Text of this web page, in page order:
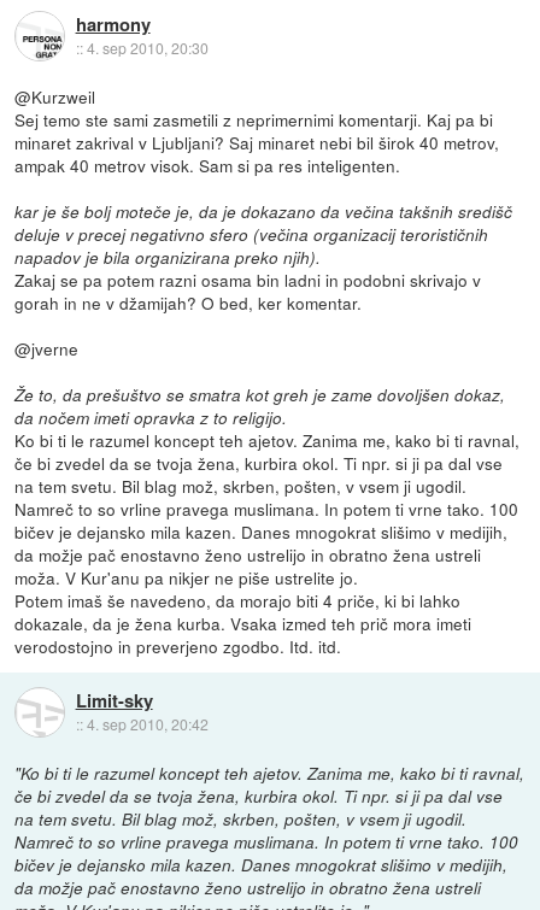
harmony
::4. sep 2010, 20:30
@Kurzweil
Sej temo ste sami zasmetili z neprimernimi komentarji. Kaj pa bi
minaret zakrival v Ljubljani? Saj minaret nebi bil širok 40 metrov,
ampak 40 metrov visok. Sam si pa res inteligenten.
kar je še bolj moteče je, da je dokazano da večina takšnih središč
deluje v precej negativno sfero (večina organizacij terorističnih
napadov je bila organizirana preko njih).
Zakaj se pa potem razni osama bin ladni in podobni skrivajo v
gorah in ne v džamijah? O bed, ker komentar.
@jverne
Že to, da prešuštvo se smatra kot greh je zame dovoljšen dokaz,
da nočem imeti opravka z to religijo.
Ko bi ti le razumel koncept teh ajetov. Zanima me, kako bi ti ravnal,
če bi zvedel da se tvoja žena, kurbira okol. Ti npr. si ji pa dal vse
na tem svetu. Bil blag mož, skrben, pošten, v vsem ji ugodil.
Namreč to so vrline pravega muslimana. In potem ti vrne tako. 100
bičev je dejansko mila kazen. Danes mnogokrat slišimo v medijih,
da možje pač enostavno ženo ustrelijo in obratno žena ustreli
moža. V Kur'anu pa nikjer ne piše ustrelite jo.
Potem imaš še navedeno, da morajo biti 4 priče, ki bi lahko
dokazale, da je žena kurba. Vsaka izmed teh prič mora imeti
verodostojno in preverjeno zgodbo. Itd. itd.
Limit-sky
::4. sep 2010, 20:42
"Ko bi ti le razumel koncept teh ajetov. Zanima me, kako bi ti ravnal,
če bi zvedel da se tvoja žena, kurbira okol. Ti npr. si ji pa dal vse
na tem svetu. Bil blag mož, skrben, pošten, v vsem ji ugodil.
Namreč to so vrline pravega muslimana. In potem ti vrne tako. 100
bičev je dejansko mila kazen. Danes mnogokrat slišimo v medijih,
da možje pač enostavno ženo ustrelijo in obratno žena ustreli